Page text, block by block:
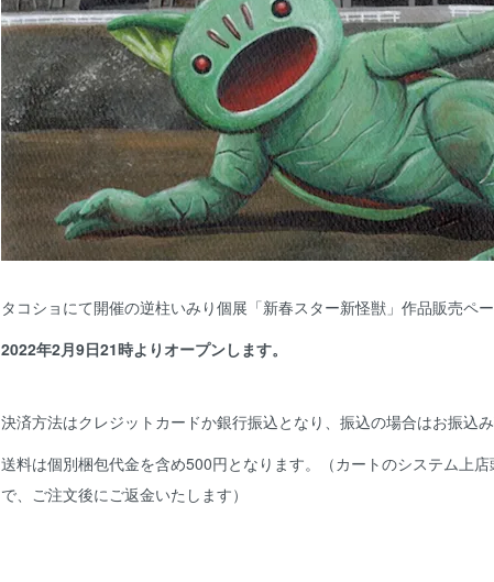
タコショにて開催の逆柱いみり個展「新春スター新怪獣」作品販売ペー
2022年2月9日21時よりオープンします。
決済方法はクレジットカードか銀行振込となり、振込の場合はお振込
送料は個別梱包代金を含め500円となります。（カートのシステム上
で、ご注文後にご返金いたします）